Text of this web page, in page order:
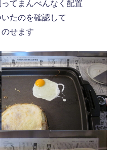
てまんべんなく配置
たのを確認して
せます